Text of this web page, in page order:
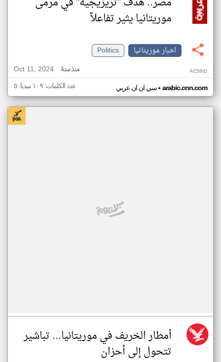
موريتانيا يثير تفاعلاً
اخبار موريتانيا
Politics
Oct 11, 2024
منذ سنة AC58ID
سي ان ان عربي• arabic.cnn.com عدد الكلمات: ١٠٩ ميديا: ٥
أمطار الخريف في موريتانيا... تباشير
تتحول إلى أحزان